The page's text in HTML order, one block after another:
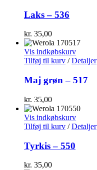
Laks – 536
kr. 35,00
Vis indkøbskurv
Tilføj til kurv / Detaljer
Maj grøn – 517
kr. 35,00
Vis indkøbskurv
Tilføj til kurv / Detaljer
Tyrkis – 550
kr. 35,00